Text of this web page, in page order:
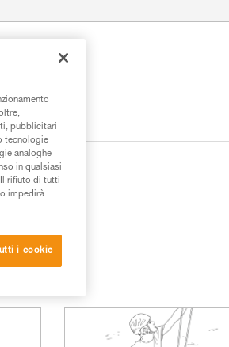
pubblicitari
tecnologie
analoghe
in qualsiasi
rifiuto di tutti
impedirà
i cookie